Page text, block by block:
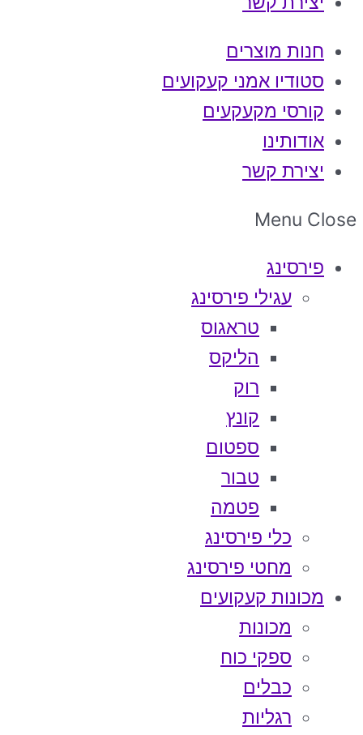
חנות מוצרים
סטודיו אמני קעקועים
קורסי מקעקעים
אודותינו
יצירת קשר
Menu Close
פירסינג
עגילי פירסינג
טראגוס
הליקס
רוק
קונץ
ספטום
טבור
פטמה
כלי פירסינג
מחטי פירסינג
מכונות קעקועים
מכונות
ספקי כוח
כבלים
רגליות